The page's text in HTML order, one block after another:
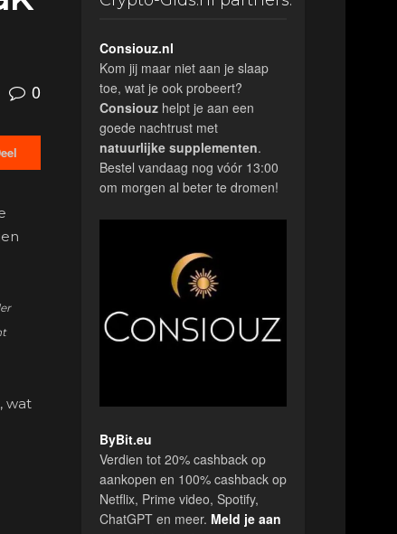
0
wat
Consiouz.nl
Kom jij maar niet aan je slaap
toe, wat je ook probeert?
Consiouzhelpt je aan een
goede nachtrust met
natuurlijke supplementen.
Bestel vandaag nog vóór 13:00
om morgen al beter te dromen!
ByBit.eu
Verdien tot 20% cashback op
aankopen en 100% cashback op
Netflix, Prime video, Spotify,
ChatGPT en meer. Meld je aan